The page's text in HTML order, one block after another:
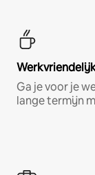
Ga je voor je
lange termijn